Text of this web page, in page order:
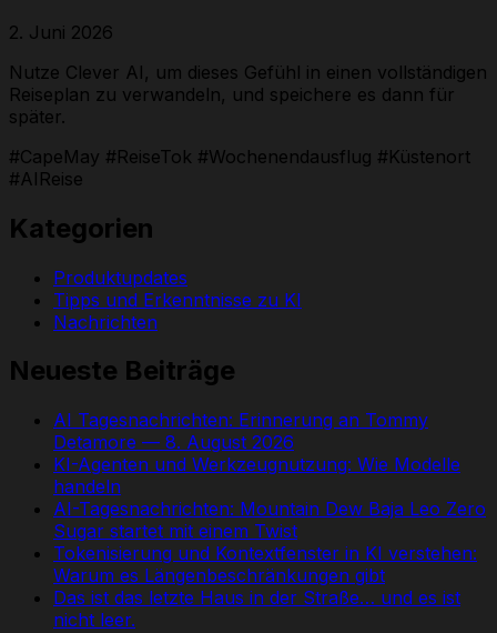
2. Juni 2026
Nutze Clever AI, um dieses Gefühl in einen vollständigen
Reiseplan zu verwandeln, und speichere es dann für
später.
#CapeMay #ReiseTok #Wochenendausflug #Küstenort
#AIReise
Kategorien
Produktupdates
Tipps und Erkenntnisse zu KI
Nachrichten
Neueste Beiträge
AI Tagesnachrichten: Erinnerung an Tommy
Detamore — 8. August 2026
KI-Agenten und Werkzeugnutzung: Wie Modelle
handeln
AI-Tagesnachrichten: Mountain Dew Baja Leo Zero
Sugar startet mit einem Twist
Tokenisierung und Kontextfenster in KI verstehen:
Warum es Längenbeschränkungen gibt
Das ist das letzte Haus in der Straße… und es ist
nicht leer.